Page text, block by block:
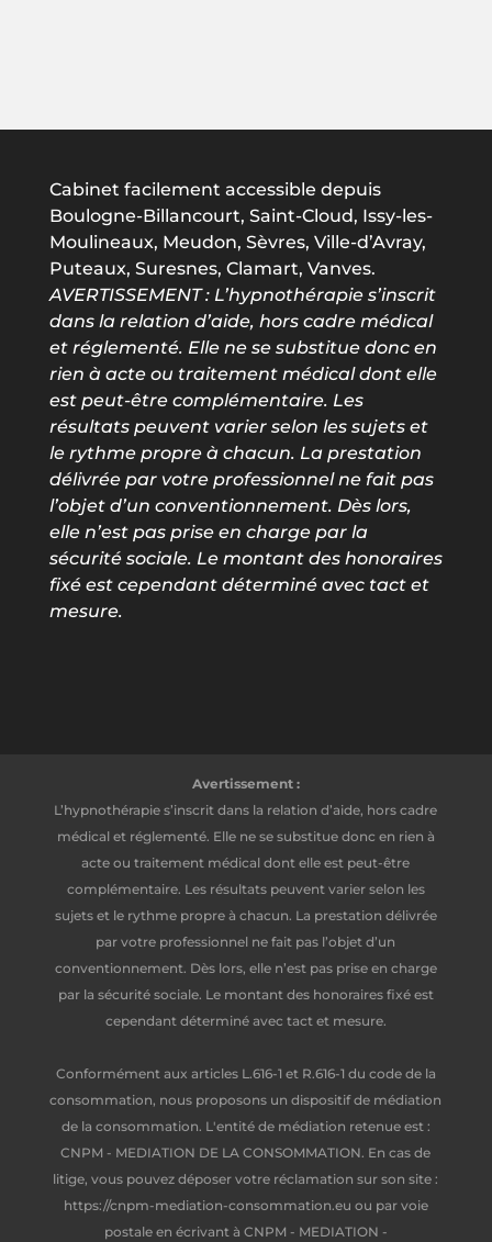
Cabinet facilement accessible depuis
Boulogne-Billancourt, Saint-Cloud, Issy-les-
Moulineaux, Meudon, Sèvres, Ville-d’Avray,
Puteaux, Suresnes, Clamart, Vanves.
AVERTISSEMENT : L’hypnothérapie s’inscrit
dans la relation d’aide, hors cadre médical
et réglementé. Elle ne se substitue donc en
rien à acte ou traitement médical dont elle
est peut-être complémentaire. Les
résultats peuvent varier selon les sujets et
le rythme propre à chacun. La prestation
délivrée par votre professionnel ne fait pas
l’objet d’un conventionnement. Dès lors,
elle n’est pas prise en charge par la
sécurité sociale. Le montant des honoraires
fixé est cependant déterminé avec tact et
mesure.
Avertissement :
L’hypnothérapie s’inscrit dans la relation d’aide, hors cadre
médical et réglementé. Elle ne se substitue donc en rien à
acte ou traitement médical dont elle est peut-être
complémentaire. Les résultats peuvent varier selon les
sujets et le rythme propre à chacun. La prestation délivrée
par votre professionnel ne fait pas l’objet d’un
conventionnement. Dès lors, elle n’est pas prise en charge
par la sécurité sociale. Le montant des honoraires fixé est
cependant déterminé avec tact et mesure.
Conformément aux articles L.616-1 et R.616-1 du code de la
consommation, nous proposons un dispositif de médiation
de la consommation. L'entité de médiation retenue est :
CNPM - MEDIATION DE LA CONSOMMATION. En cas de
litige, vous pouvez déposer votre réclamation sur son site :
https://cnpm-mediation-consommation.eu ou par voie
postale en écrivant à CNPM - MEDIATION -